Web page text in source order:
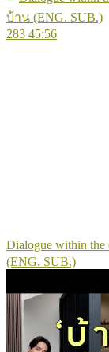
283 45:56
Dialogue within
(ENG. SUB.)